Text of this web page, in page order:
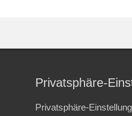
Privatsphäre-
Privatsphäre-